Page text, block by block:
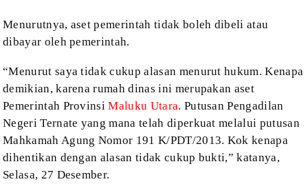
Menurutnya, aset pemerintah tidak boleh dibeli atau
dibayar oleh pemerintah.
“Menurut saya tidak cukup alasan menurut hukum. Kenapa
demikian, karena rumah dinas ini merupakan aset
Pemerintah ProvinsiMaluku Utara. Putusan Pengadilan
Negeri Ternate yang mana telah diperkuat melalui putusan
Mahkamah Agung Nomor 191 K/PDT/2013. Kok kenapa
dihentikan dengan alasan tidak cukup bukti,” katanya,
Selasa, 27 Desember.